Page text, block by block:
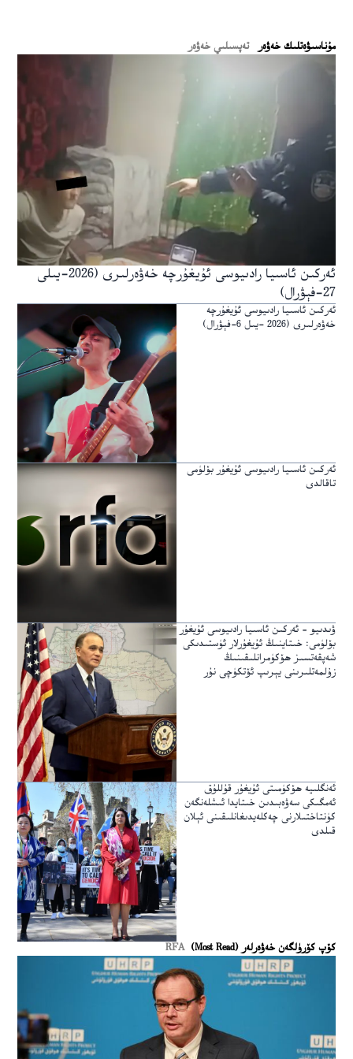
ﻣﯘﻧﺎﺳﯩﯟﻩﺗﻠﯩﻚ ﺧﻪﯞﻩﺭ تەپسىلىي خەۋەر
ئەركىن ئاسىيا رادىيوسى ئۇيغۇرچە خەۋەرلىرى (2026-يىلى
27-فېۋرال)
ئەركىن ئاسىيا رادىيوسى ئۇيغۇرچە
خەۋەرلىرى (2026 -يىل 6-فېۋرال)
ئەركىن ئاسىيا رادىيوسى ئۇيغۇر بۆلۈمى
تاقالدى
ۋىدىيو – ئەركىن ئاسىيا رادىيوسى ئۇيغۇر
بۆلۈمى: خىتاينىڭ ئۇيغۇرلار ئۈستىدىكى
شەپقەتسىز ھۆكۈمرانلىقىنىڭ
زۇلمەتلىرىنى يېرىپ ئۆتكۈچى نۇر
ئەنگلىيە ھۆكۈمىتى ئۇيغۇر قۇللۇق
ئەمگىكى سەۋەبىدىن خىتايدا ئىشلەنگەن
كۈنتاختىلارنى چەكلەيدىغانلىقىنى ئېلان
قىلدى
كۆپ كۆرۈلگەن خەۋەرلەر (Most Read) RFA